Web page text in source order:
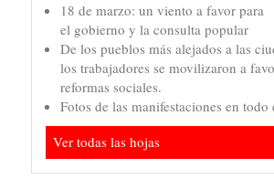
18 de marzo: un viento a favor para
el gobierno y la consulta popular
De los pueblos más alejados a las
los trabajadores se movilizaron a
reformas sociales.
Fotos de las manifestaciones en todo
Ver todas las hojas